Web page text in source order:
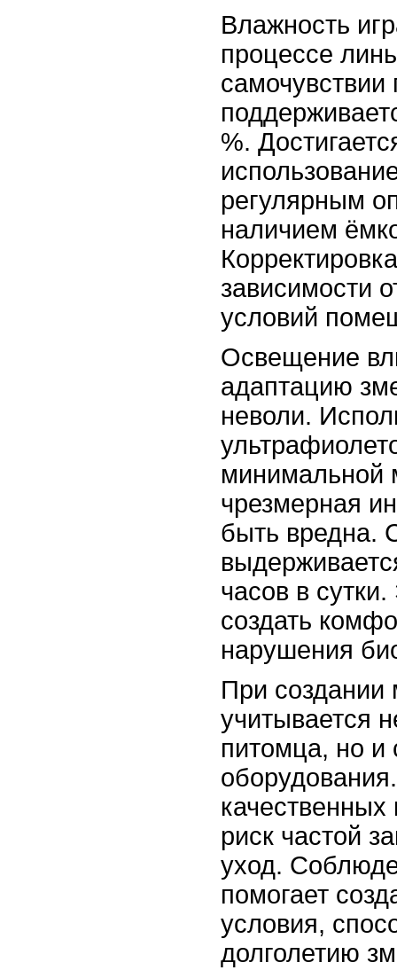
Влажность
процессе
%.
регулярным
наличием
зависимости
условий
Освещение
адаптацию
неволи.
минимальной
чрезмерная
быть вредна.
часов в
создать
нарушения
При создании
учитывается
питомца, но и
риск частой
уход.
помогает
условия,
долголетию